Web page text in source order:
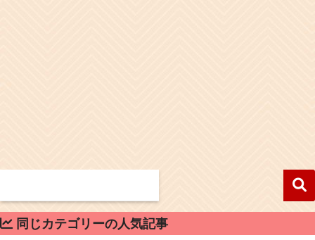
同じカテゴリーの人気記事